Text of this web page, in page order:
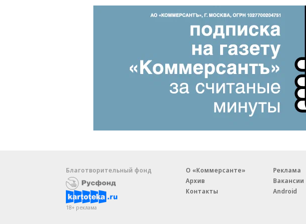
Благотворительный фонд
18+ реклама
О «Коммерсанте»
Архив
Контакты
Реклама
Вакансии
Android